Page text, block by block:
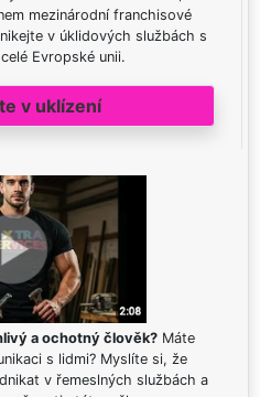
mezinárodní franchisové
v úklidových službách s
Evropské unii.
v uklízení
a ochotný člověk? Máte
s lidmi? Myslíte si, že
v řemeslných službách a